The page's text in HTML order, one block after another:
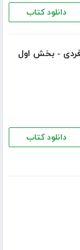
دانلود کتاب
فردی - بخش اول
دانلود کتاب